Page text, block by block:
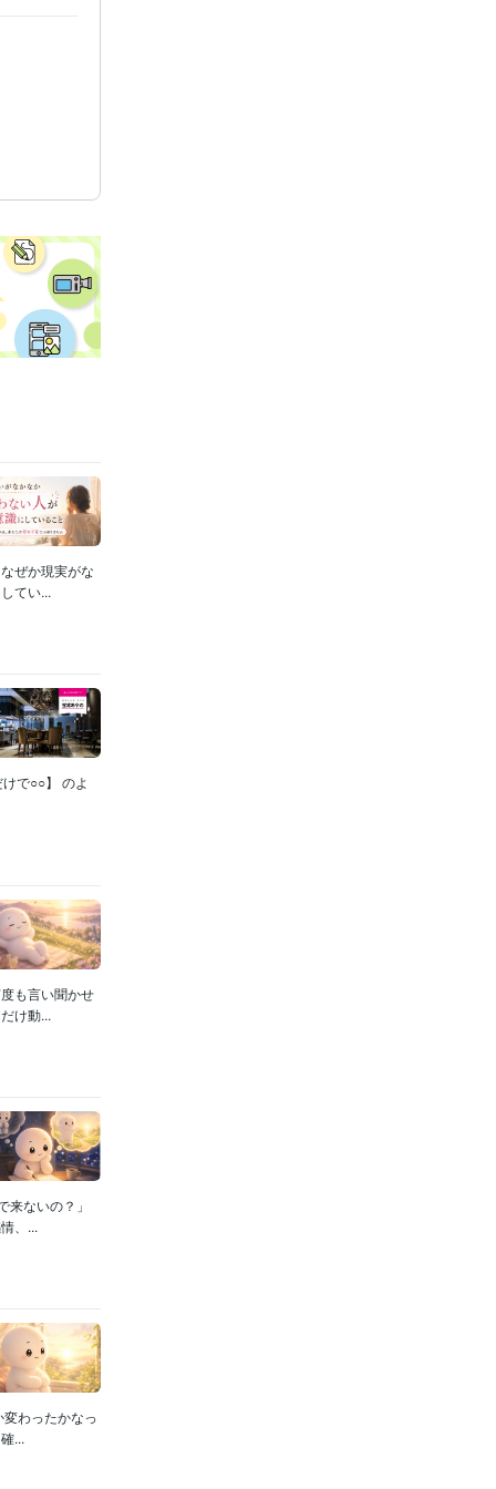
ぜか現実がな
てい...
で○○】 のよ
も言い聞かせ
け動...
ないの？」
、...
わったかなっ
...